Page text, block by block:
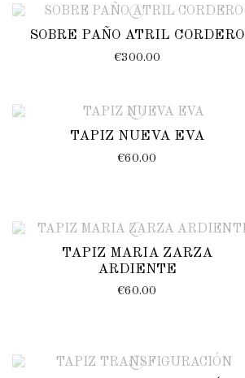
SOBRE PAÑO ATRIL CORDERO
€300.00
TAPIZ NUEVA EVA
€60.00
TAPIZ MARIA ZARZA
ARDIENTE
€60.00